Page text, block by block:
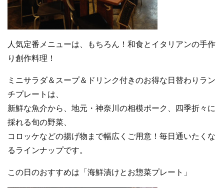
人気定番メニューは、もちろん！和食とイタリアンの手作
り創作料理！
ミニサラダ＆スープ＆ドリンク付きのお得な日替わりラン
チプレートは、
新鮮な魚介から、地元・神奈川の相模ポーク、四季折々に
採れる旬の野菜、
コロッケなどの揚げ物まで幅広くご用意！毎日通いたくな
るラインナップです。
この日のおすすめは「海鮮漬けとお惣菜プレート」